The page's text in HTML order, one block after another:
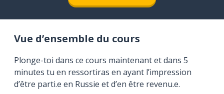
Vue d’ensemble du cours
Plonge-toi dans ce cours maintenant et dans 5
minutes tu en ressortiras en ayant l’impression
d’être parti.e en Russie et d’en être revenu.e.